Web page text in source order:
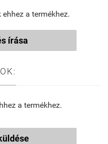
a termékhez.
írása
a termékhez.